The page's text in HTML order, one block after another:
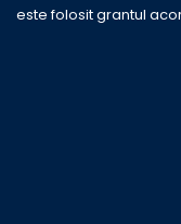
este folosit grantul